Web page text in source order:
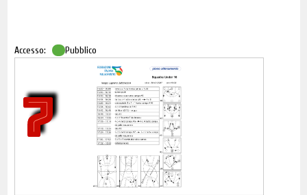
Abbiamo pubblicato tre nuovi articoli:
La variabilità e l'interferenza contestuale nei modelli
emergenti di ricerca metodologica diVincenzo Bifulco
Maurizio Messina
I neuroni specchio e i giovani giocatori di pallacanestro di
Maurizio Mondoni
Regolare l'attivazione: la chiave nascosta della performance
.
7
Accesso: Pubblico